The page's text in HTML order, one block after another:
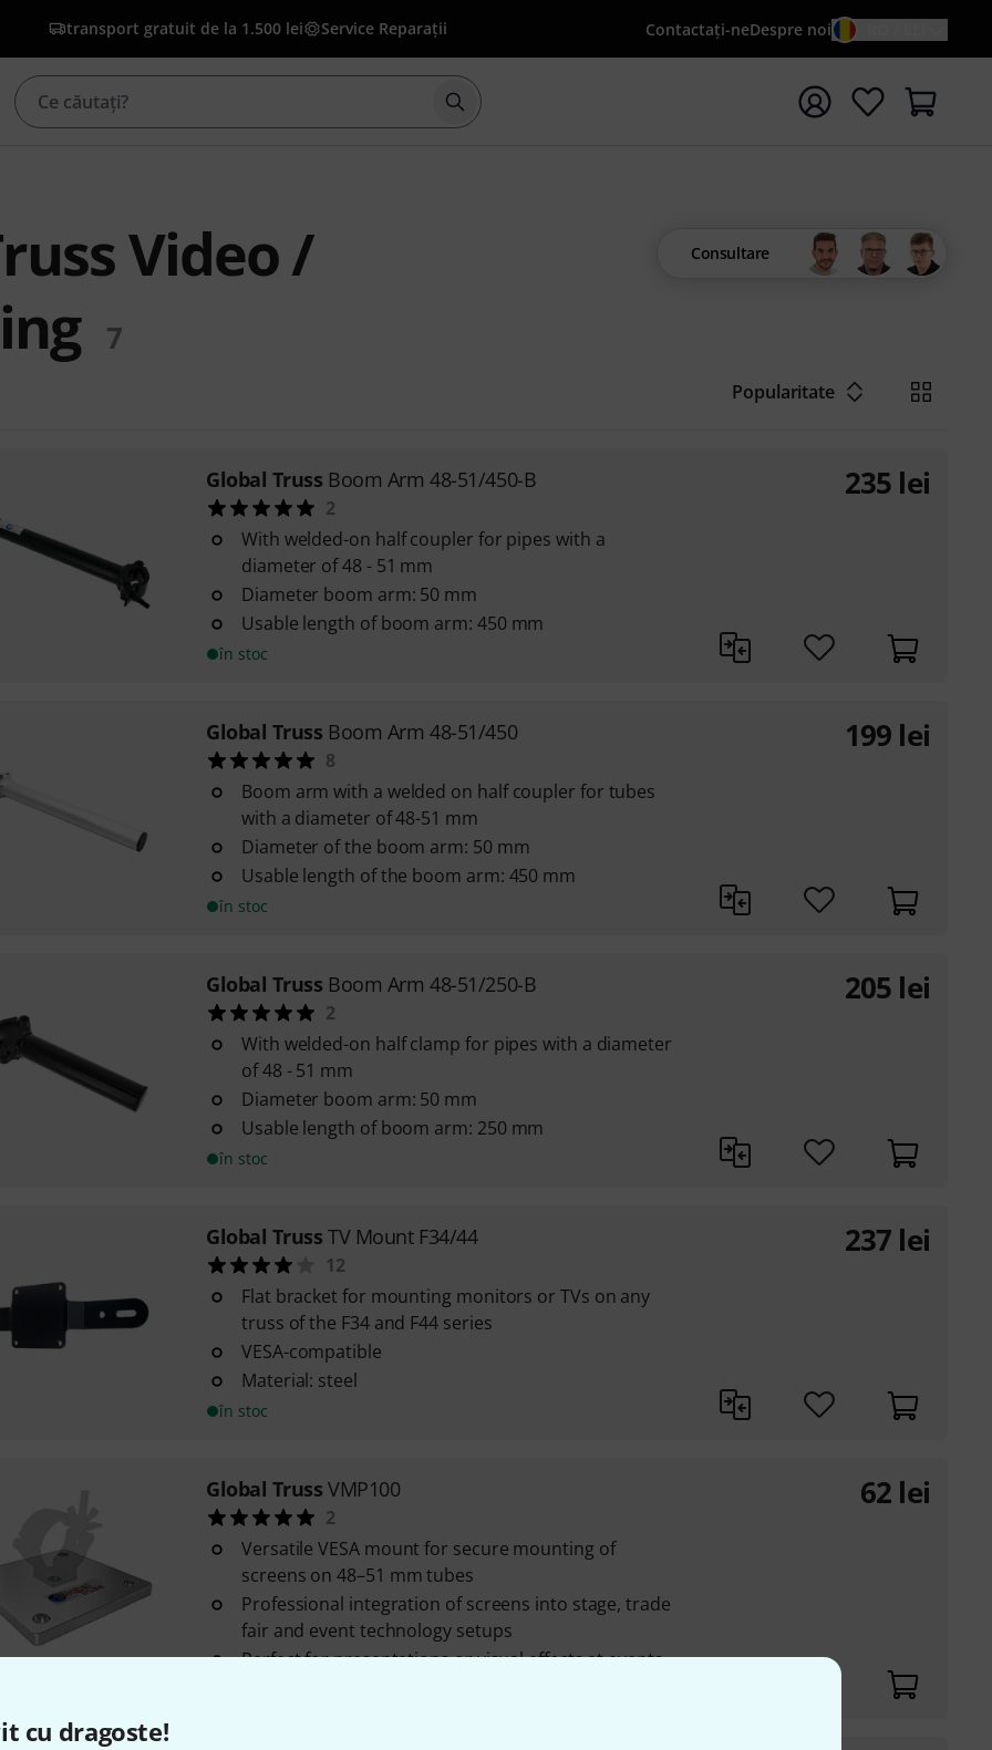
cu dragoste!
transport gratuit de la 1.500 lei Service Reparații Contactaţi-neDespre noi
Începeți căutarea cu termenul de căutare {searchTerm}
Video /
7
Consultare
Popularitate
Global Truss Boom Arm 48-51/450-B
2
With welded-on half coupler for pipes with a
diameter of 48 - 51 mm
Diameter boom arm: 50 mm
Usable length of boom arm: 450 mm
în stoc
235 lei
Global Truss Boom Arm 48-51/450
8
Boom arm with a welded on half coupler for tubes
with a diameter of 48-51 mm
Diameter of the boom arm: 50 mm
Usable length of the boom arm: 450 mm
în stoc
199 lei
Global Truss Boom Arm 48-51/250-B
2
With welded-on half clamp for pipes with a diameter
of 48 - 51 mm
Diameter boom arm: 50 mm
Usable length of boom arm: 250 mm
în stoc
205 lei
Global Truss TV Mount F34/44
12
Flat bracket for mounting monitors or TVs on any
truss of the F34 and F44 series
VESA-compatible
Material: steel
în stoc
237 lei
Global Truss VMP100
2
Versatile VESA mount for secure mounting of
screens on 48–51 mm tubes
Professional integration of screens into stage, trade
fair and event technology setups
Perfect for presentations or visual effects at events
62 lei